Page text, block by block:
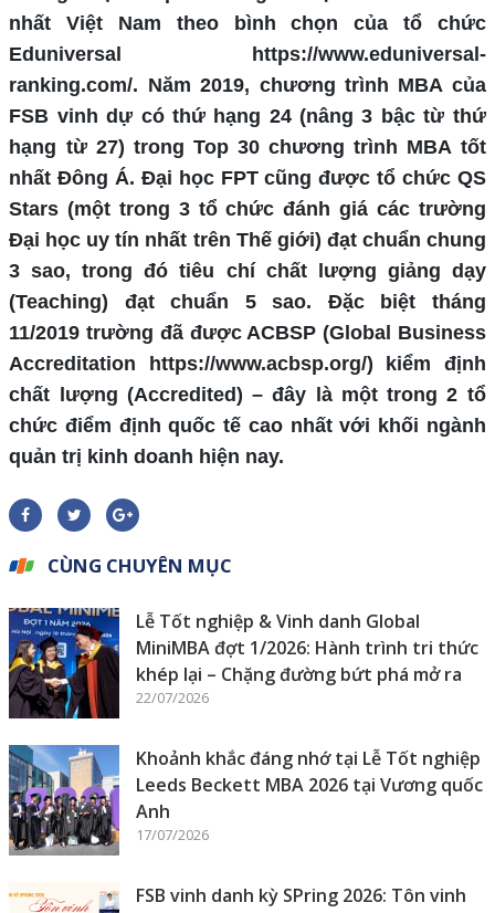
nhất Việt Nam theo bình chọn của tổ chức
Eduniversal https://www.eduniversal-
ranking.com/. Năm 2019, chương trình MBA của
FSB vinh dự có thứ hạng 24 (nâng 3 bậc từ thứ
hạng từ 27) trong Top 30 chương trình MBA tốt
nhất Đông Á. Đại học FPT cũng được tổ chức QS
Stars (một trong 3 tổ chức đánh giá các trường
Đại học uy tín nhất trên Thế giới) đạt chuẩn chung
3 sao, trong đó tiêu chí chất lượng giảng dạy
(Teaching) đạt chuẩn 5 sao. Đặc biệt tháng
11/2019 trường đã được ACBSP (Global Business
Accreditation https://www.acbsp.org/) kiểm định
chất lượng (Accredited) – đây là một trong 2 tổ
chức điểm định quốc tế cao nhất với khối ngành
quản trị kinh doanh hiện nay.
CÙNG CHUYÊN MỤC
Lễ Tốt nghiệp & Vinh danh Global
MiniMBA đợt 1/2026: Hành trình tri thức
khép lại – Chặng đường bứt phá mở ra
22/07/2026
Khoảnh khắc đáng nhớ tại Lễ Tốt nghiệp
Leeds Beckett MBA 2026 tại Vương quốc
Anh
17/07/2026
FSB vinh danh kỳ SPring 2026: Tôn vinh